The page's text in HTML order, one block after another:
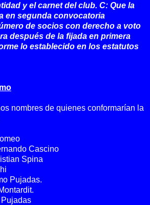
y el carnet del club. C: Que la
en segunda convocatoria
de socios con derecho a voto
después de la fijada en primera
lo establecido en los estatutos
nombres de quienes conformarían la
Cascino
Spina
Pujadas.
Pujadas